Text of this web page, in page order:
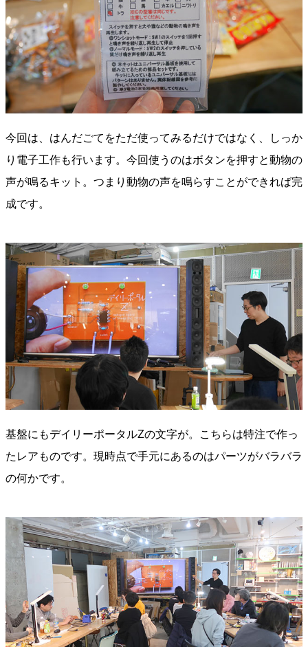
今回は、はんだごてをただ使ってみるだけではなく、しっか
り電子工作も行います。今回使うのはボタンを押すと動物の
声が鳴るキット。つまり動物の声を鳴らすことができれば完
成です。
基盤にもデイリーポータルZの文字が。こちらは特注で作っ
たレアものです。現時点で手元にあるのはパーツがバラバラ
の何かです。